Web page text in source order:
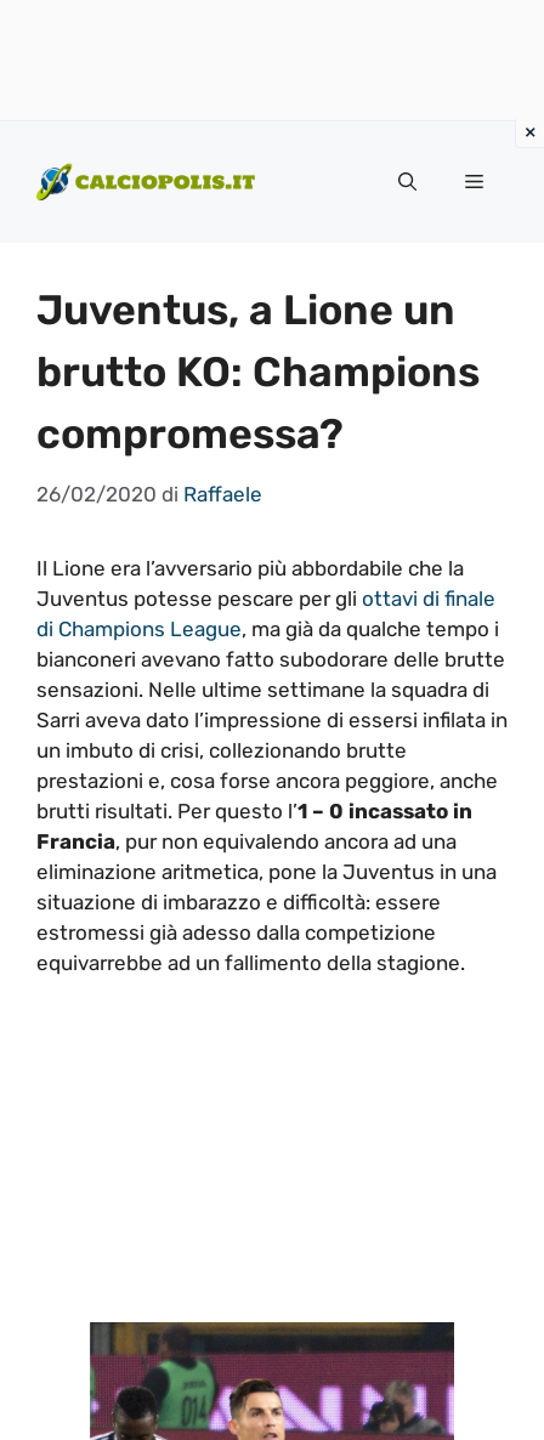
contenuto
Menu
Juventus, a Lione un
brutto KO: Champions
compromessa?
26/02/2020 di Raffaele
Il Lione era l’avversario più abbordabile che la
Juventus potesse pescare per gli ottavi di finale
di Champions League, ma già da qualche tempo i
bianconeri avevano fatto subodorare delle brutte
sensazioni. Nelle ultime settimane la squadra di
Sarri aveva dato l’impressione di essersi infilata in
un imbuto di crisi, collezionando brutte
prestazioni e, cosa forse ancora peggiore, anche
brutti risultati. Per questo l’1 – 0 incassato in
Francia, pur non equivalendo ancora ad una
eliminazione aritmetica, pone la Juventus in una
situazione di imbarazzo e difficoltà: essere
estromessi già adesso dalla competizione
equivarrebbe ad un fallimento della stagione.